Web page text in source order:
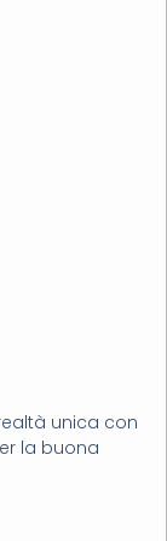
unica con
la buona